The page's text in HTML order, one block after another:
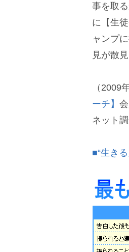
事を取
に【生
ャンプ
見が散
（2009
ーチ】
ネット
■“生き